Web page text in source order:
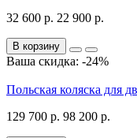
32 600 р. 22 900 р.
В корзину
Ваша скидка: -24%
Польская коляска для
129 700 р. 98 200 р.